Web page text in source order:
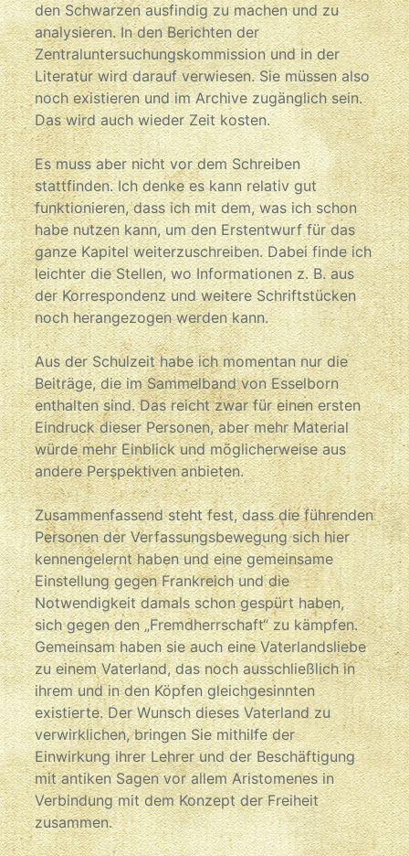
den Schwarzen ausfindig zu machen und zu
analysieren. In den Berichten der
Zentraluntersuchungskommission und in der
Literatur wird darauf verwiesen. Sie müssen also
noch existieren und im Archive zugänglich sein.
Das wird auch wieder Zeit kosten.
Es muss aber nicht vor dem Schreiben
stattfinden. Ich denke es kann relativ gut
funktionieren, dass ich mit dem, was ich schon
habe nutzen kann, um den Erstentwurf für das
ganze Kapitel weiterzuschreiben. Dabei finde ich
leichter die Stellen, wo Informationen z. B. aus
der Korrespondenz und weitere Schriftstücken
noch herangezogen werden kann.
Aus der Schulzeit habe ich momentan nur die
Beiträge, die im Sammelband von Esselborn
enthalten sind. Das reicht zwar für einen ersten
Eindruck dieser Personen, aber mehr Material
würde mehr Einblick und möglicherweise aus
andere Perspektiven anbieten.
Zusammenfassend steht fest, dass die führenden
Personen der Verfassungsbewegung sich hier
kennengelernt haben und eine gemeinsame
Einstellung gegen Frankreich und die
Notwendigkeit damals schon gespürt haben,
sich gegen den „Fremdherrschaft“ zu kämpfen.
Gemeinsam haben sie auch eine Vaterlandsliebe
zu einem Vaterland, das noch ausschließlich in
ihrem und in den Köpfen gleichgesinnten
existierte. Der Wunsch dieses Vaterland zu
verwirklichen, bringen Sie mithilfe der
Einwirkung ihrer Lehrer und der Beschäftigung
mit antiken Sagen vor allem Aristomenes in
Verbindung mit dem Konzept der Freiheit
zusammen.